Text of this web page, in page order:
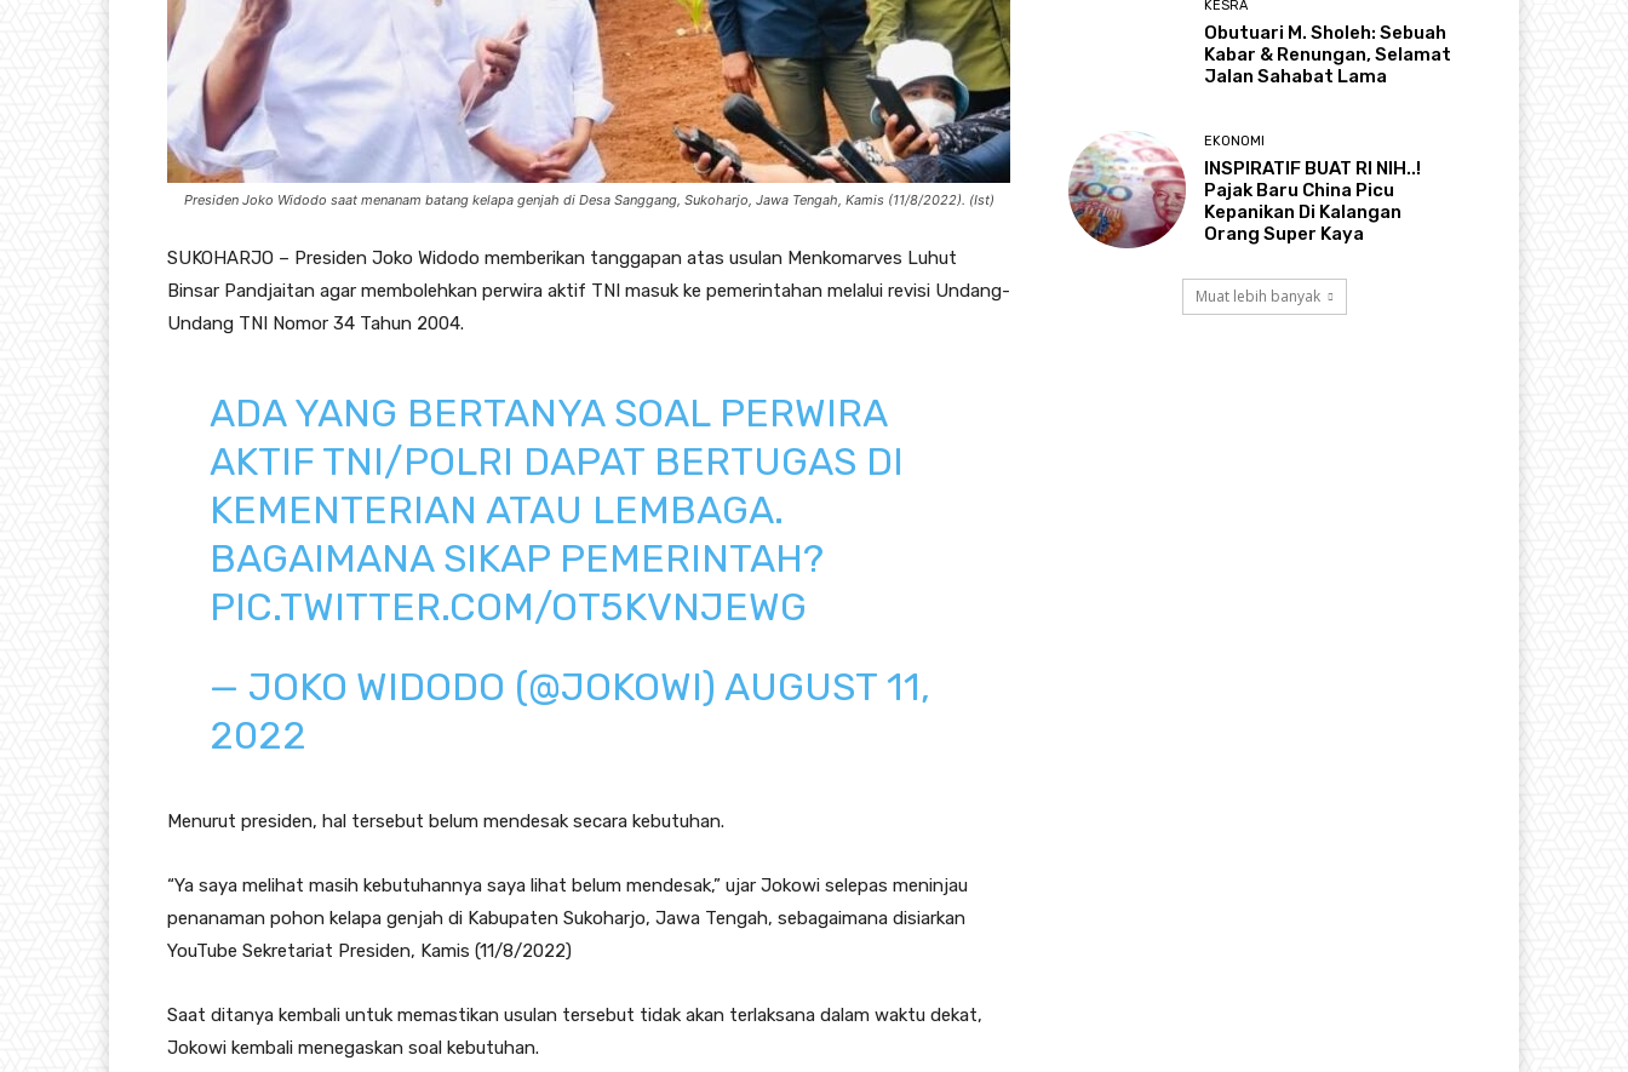
Presiden Joko Widodo saat menanam batang kelapa genjah di Desa Sanggang, Sukoharjo, Jawa Tengah, Kamis (11/8/2022). (Ist)
SUKOHARJO – Presiden Joko Widodo memberikan tanggapan atas usulan Menkomarves Luhut
Binsar Pandjaitan agar membolehkan perwira aktif TNI masuk ke pemerintahan melalui revisi Undang-
Undang TNI Nomor 34 Tahun 2004.
ADA YANG BERTANYA SOAL PERWIRA
AKTIF TNI/POLRI DAPAT BERTUGAS DI
KEMENTERIAN ATAU LEMBAGA.
BAGAIMANA SIKAP PEMERINTAH?
PIC.TWITTER.COM/OT5KVNJEWG
— JOKO WIDODO (@JOKOWI) AUGUST 11,
2022
Menurut presiden, hal tersebut belum mendesak secara kebutuhan.
“Ya saya melihat masih kebutuhannya saya lihat belum mendesak,” ujar Jokowi selepas meninjau
penanaman pohon kelapa genjah di Kabupaten Sukoharjo, Jawa Tengah, sebagaimana disiarkan
YouTube Sekretariat Presiden, Kamis (11/8/2022)
Saat ditanya kembali untuk memastikan usulan tersebut tidak akan terlaksana dalam waktu dekat,
Jokowi kembali menegaskan soal kebutuhan.
KESRA
Obutuari M. Sholeh: Sebuah
Kabar & Renungan, Selamat
Jalan Sahabat Lama
EKONOMI
INSPIRATIF BUAT RI NIH..!
Pajak Baru China Picu
Kepanikan Di Kalangan
Orang Super Kaya
Muat lebih banyak